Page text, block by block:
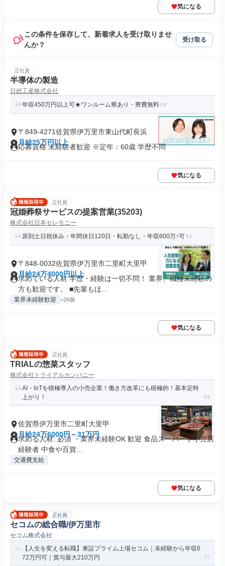
気になる
この条件を保存して、新着求人を受け取りませ
んか？
受け取る
正社員
半導体の製造
日総工産株式会社
年収450万円以上可★ワンルーム寮あり・寮費無料
〒849-4271佐賀県伊万里市東山代町長浜
月給25万円以上
応募資格 未経験者歓迎 ※定年：60歳 学歴不問
気になる
正社員
冠婚葬祭サービスの提案営業(35203)
株式会社日本セレモニー
原則土日祝休み・年間休日120日・転勤なし・年収600万↑可
〒848-0032佐賀県伊万里市二里町大里甲
月給24万4000円以上
求めている人材 学歴・経験は一切不問！ 業界、職種未経験の
方も歓迎です。 ■先輩もほ...
業界未経験歓迎 +26個
気になる
正社員
TRIALの惣菜スタッフ
株式会社トライアルカンパニー
AI・IoTを積極導入の小売企業！働き方改革にも積極的！基本定時
上がり！
佐賀県伊万里市二里町大里甲
月給24万6000円～31万円
求める人材: 必須 ・業界未経験OK 歓迎 食品スーパーや小売店
経験者 中食や百貨...
交通費支給
気になる
正社員
セコムの総合職/伊万里市
セコム株式会社
【人生を変える転職】東証プライム上場セコム｜未経験から年収6
72万円可｜賞与最大210万円